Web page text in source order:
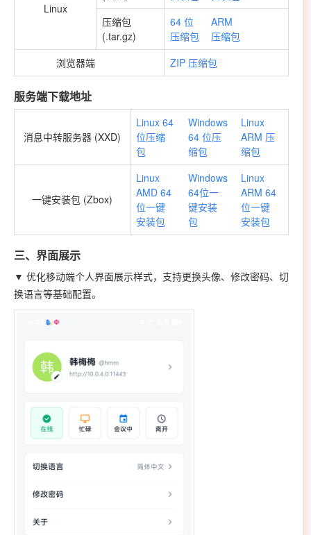
Linux
压缩包
(.tar.gz)
64 位
压缩包
ARM
压缩包
浏览器端
ZIP 压缩包
服务端下载地址
消息中转服务器 (XXD)
Linux 64
位压缩
包
Windows
64 位压
缩包
Linux
ARM 压
缩包
一键安装包 (Zbox)
Linux
AMD 64
位一键
安装包
Windows
64位一
键安装
包
Linux
ARM 64
位一键
安装包
三、界面展示
▼ 优化移动端个人界面展示样式，支持更换头像、修改密码、切
换语言等基础配置。